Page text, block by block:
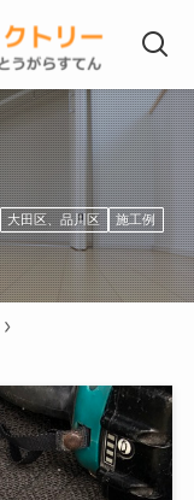
大田区、品川区
施工例